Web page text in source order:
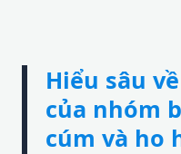
Hiểu sâu
của nhóm
cúm và ho